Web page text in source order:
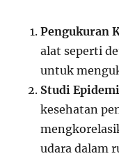
Pengukuran
alat seperti
untuk
Studi
kesehatan
udara dalam